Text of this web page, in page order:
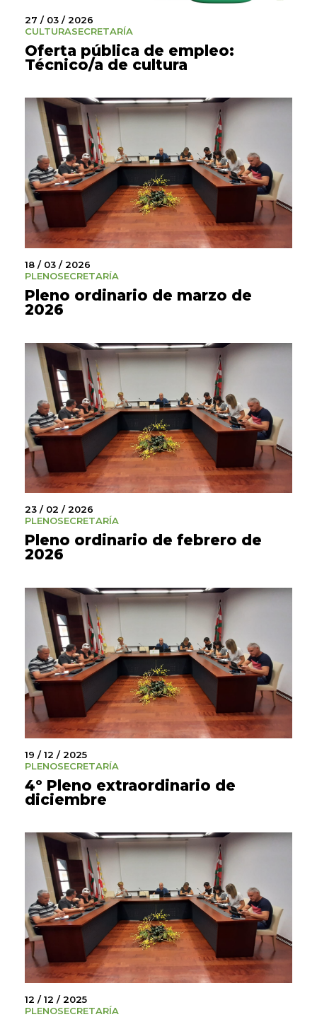
27 / 03 / 2026
CULTURASECRETARÍA
Oferta pública de empleo:
Técnico/a de cultura
18 / 03 / 2026
PLENOSECRETARÍA
Pleno ordinario de marzo de
2026
23 / 02 / 2026
PLENOSECRETARÍA
Pleno ordinario de febrero de
2026
19 / 12 / 2025
PLENOSECRETARÍA
4º Pleno extraordinario de
diciembre
12 / 12 / 2025
PLENOSECRETARÍA